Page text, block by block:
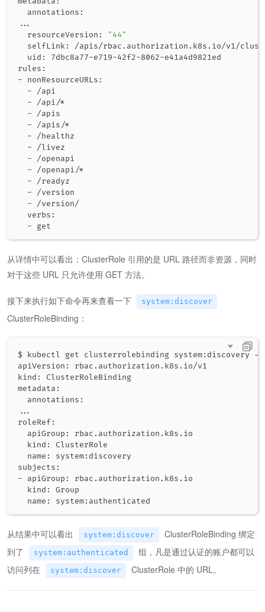
...
  resourceVersion:
"44"
selfLink: /apis/rbac.authorization.k8s.io/v1/
  uid: 7dbc8a77-e719-42f2-8062-e41a4d9821ed
rules:
- nonResourceURLs:
  - /api
  - /api/*
  - /apis
  - /apis/*
  - /healthz
  - /livez
  - /openapi
  - /openapi/*
  - /readyz
  - /version
  - /version/
  verbs:
从详情中可以看出：ClusterRole 引用的是 URL 路径而非资源，同时
对于这些 URL 只允许使用 GET 方法。
接下来执行如下命令再来查看一下 system:discover
ClusterRoleBinding：
$ kubectl get clusterrolebinding system:discovery -o
apiVersion: rbac.authorization.k8s.io/v1
kind: ClusterRoleBinding
metadata:
...
roleRef:
  apiGroup: rbac.authorization.k8s.io
  kind: ClusterRole
  name: system:discovery
subjects:
- apiGroup: rbac.authorization.k8s.io
  kind: Group
从结果中可以看出 system:discover
ClusterRoleBinding 绑定
到了
system:authenticated
组，凡是通过认证的账户都可以
访问列在
system:discover ClusterRole 中的 URL。